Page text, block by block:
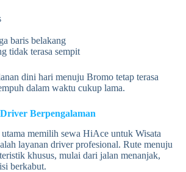
baris belakang
tidak terasa sempit
dini hari menuju Bromo tetap terasa
dalam waktu cukup lama.
Berpengalaman
utama memilih sewa HiAce untuk Wisata
layanan driver profesional. Rute menuju
khusus, mulai dari jalan menanjak,
berkabut.